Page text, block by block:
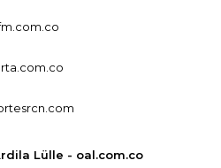
Lülle - oal.com.co